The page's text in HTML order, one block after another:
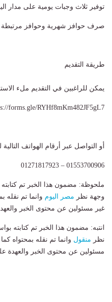
توفير ثلاث وجبات يومية على مدار
صرف حوافز شهرية وحوافز مرتبطة
طريقة التقديم
يمكن للراغبين في التقديم ملء
forms.gle/RYHf8mKm482JF5gL7
أو التواصل عبر أرقام الهواتف
01553700906 – 01271817923
ملحوظة: مضمون هذا الخبر تم
وجهة نظر مصر اليوم وانما تم نقله
غير مسئولين عن محتوى الخبر
انتبه: مضمون هذا الخبر تم كتابته
نظر منقول وانما تم نقله بمحتواه
مسئولين عن محتوى الخبر والعهدة